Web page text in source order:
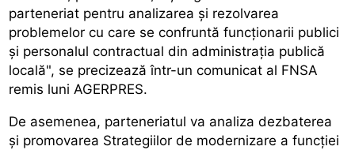
parteneriat pentru analizarea și rezolvarea
problemelor cu care se confruntă funcționarii publici
și personalul contractual din administrația publică
locală", se precizează într-un comunicat al FNSA
remis luni AGERPRES.
De asemenea, parteneriatul va analiza dezbaterea
și promovarea Strategiilor de modernizare a funcției